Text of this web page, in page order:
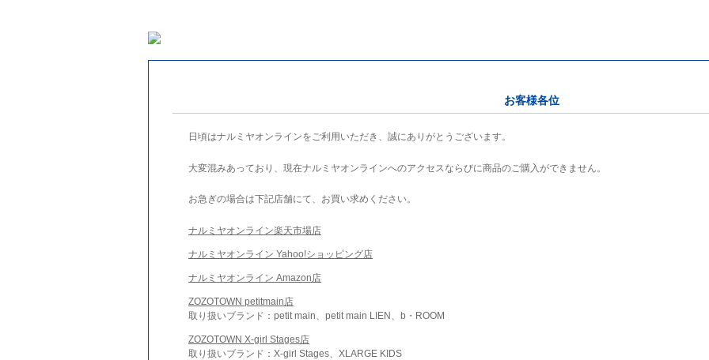
お客様各位
日頃はナルミヤオンラインをご利用いただき、誠にありがとうございます。
大変混みあっており、現在ナルミヤオンラインへのアクセスならびに商品のご購入ができません。
お急ぎの場合は下記店舗にて、お買い求めください。
ナルミヤオンライン楽天市場店
ナルミヤオンライン Yahoo!ショッピング店
ナルミヤオンライン Amazon店
ZOZOTOWN petitmain店
取り扱いブランド：petit main、petit main LIEN、b・ROOM
ZOZOTOWN X-girl Stages店
取り扱いブランド：X-girl Stages、XLARGE KIDS